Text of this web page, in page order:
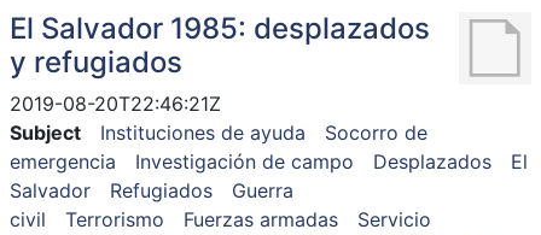
El Salvador 1985: desplazados
y refugiados
2019-08-20T22:46:21Z
Subject
Instituciones de ayuda
Socorro de
emergencia
Investigación de campo Desplazados
El
Salvador
Refugiados
Guerra
civil
Terrorismo Fuerzas armadas
Servicio